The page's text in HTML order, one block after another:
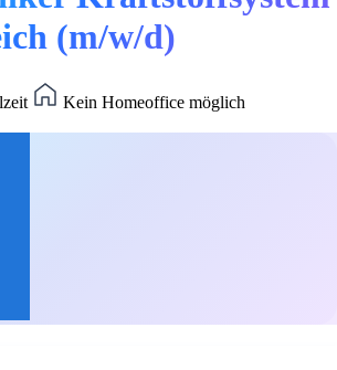
(m/w/d)
Kein Homeoffice möglich